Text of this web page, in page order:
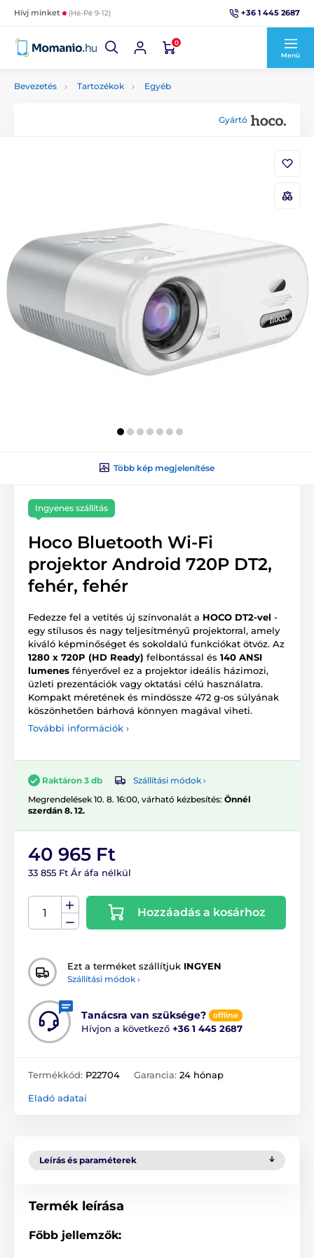
Hívj minket (Hé-Pé 9-12) +36 1 445 2687
0
Menü
Bevezetés Tartozékok Egyéb
Gyártó
Több kép megjelenítése
Ingyenes szállítás
Hoco Bluetooth Wi-Fi
projektor Android 720P DT2,
fehér, fehér
Fedezze fel a vetítés új színvonalát a HOCO DT2-vel -
egy stílusos és nagy teljesítményű projektorral, amely
kiváló képminőséget és sokoldalú funkciókat ötvöz. Az
1280 x 720P (HD Ready) felbontással és 140 ANSI
lumenes fényerővel ez a projektor ideális házimozi,
üzleti prezentációk vagy oktatási célú használatra.
Kompakt méretének és mindössze 472 g-os súlyának
köszönhetően bárhová könnyen magával viheti.
További információk ›
Raktáron 3 db
Szállítási módok ›
Megrendelések 10. 8. 16:00, várható kézbesítés: Önnél
szerdán 8. 12.
40 965 Ft
33 855 Ft Ár áfa nélkül
Hozzáadás a kosárhoz
Ezt a terméket szállítjuk INGYEN
Szállítási módok ›
Tanácsra van szüksége? offline
Hívjon a következő +36 1 445 2687
Termékkód: P22704 Garancia: 24 hónap
Eladó adatai
Leírás és paraméterek
Termék leírása
Főbb jellemzők: